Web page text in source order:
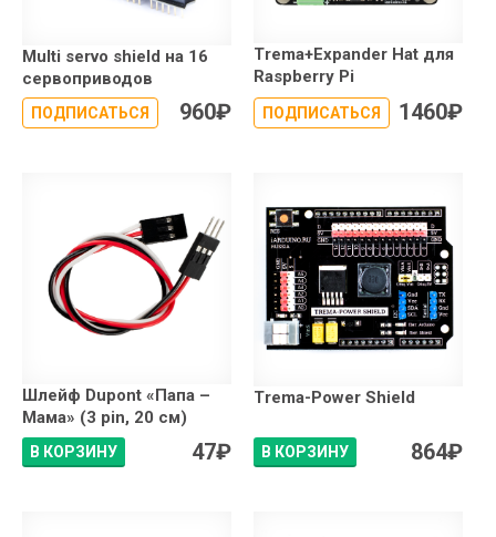
Multi servo shield на 16
сервоприводов
ПОДПИСАТЬСЯ 960₽
Trema+Expander Hat для
Raspberry Pi
ПОДПИСАТЬСЯ 1460₽
Шлейф Dupont «Папа –
Мама» (3 pin, 20 см)
В КОРЗИНУ 47₽
Trema-Power Shield
В КОРЗИНУ 864₽